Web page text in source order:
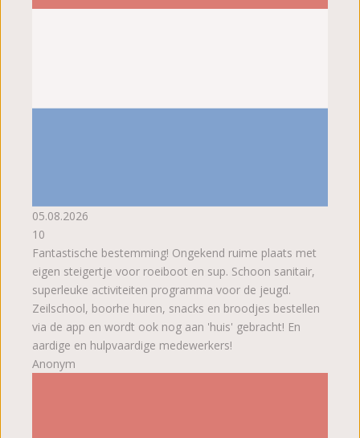
05.08.2026
10
Fantastische bestemming! Ongekend ruime plaats met
eigen steigertje voor roeiboot en sup. Schoon sanitair,
superleuke activiteiten programma voor de jeugd.
Zeilschool, boorhe huren, snacks en broodjes bestellen
via de app en wordt ook nog aan 'huis' gebracht! En
aardige en hulpvaardige medewerkers!
Anonym